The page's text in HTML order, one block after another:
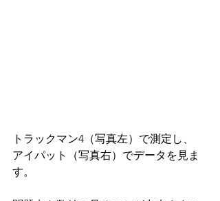
トラックマン4（写真左）で測定し、
アイパット（写真右）でデータを見ま
す。